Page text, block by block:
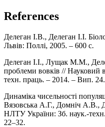
References
Делеган І.В., Делеган І.І.
Львів: Поллі, 2005. – 600 с.
Делеган І.І., Лущак М.М.,
проблеми вовків // Науковий
техн. праць. – 2014. – Вип.
Динаміка чисельності
Вязовська А.Г., Домніч А.В.,
НЛТУ України: Зб. наук.-
22–32.